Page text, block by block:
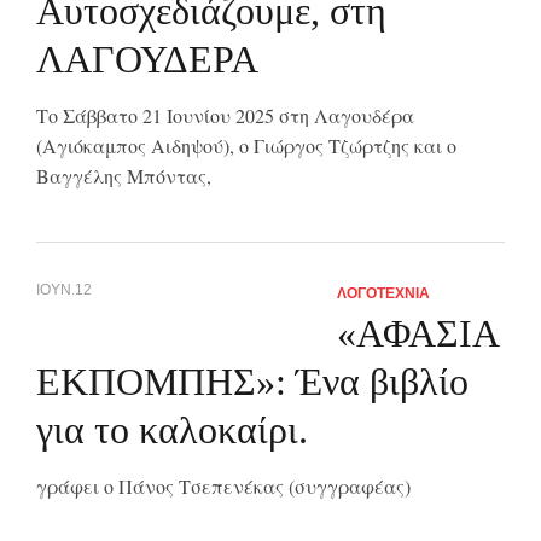
Αυτοσχεδιάζουμε, στη
ΛΑΓΟΥΔΕΡΑ
Το Σάββατο 21 Ιουνίου 2025 στη Λαγουδέρα
(Αγιόκαμπος Αιδηψού), ο Γιώργος Τζώρτζης και ο
Βαγγέλης Μπόντας,
ΙΟΥΝ.12 ΛΟΓΟΤΕΧΝΙΑ
«ΑΦΑΣΙΑ
ΕΚΠΟΜΠΗΣ»: Ένα βιβλίο
για το καλοκαίρι.
γράφει ο Πάνος Τσεπενέκας (συγγραφέας)